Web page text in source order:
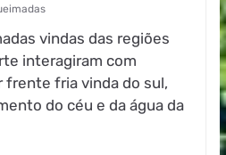
vindas das regiões
interagiram com
frente fria vinda do sul,
do céu e da água da